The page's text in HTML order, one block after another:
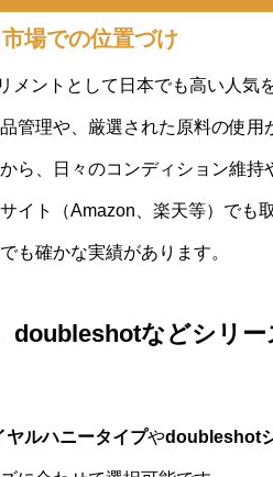
場での位置づけ
メントとして日本でも高い人気
管理や、厳選された原料の使用
ら、日々のコンディション維持
イト（Amazon、楽天等）でも
も確かな実績があります。
doubleshotなどシリー
ヤルハニータイプやdoubleshot